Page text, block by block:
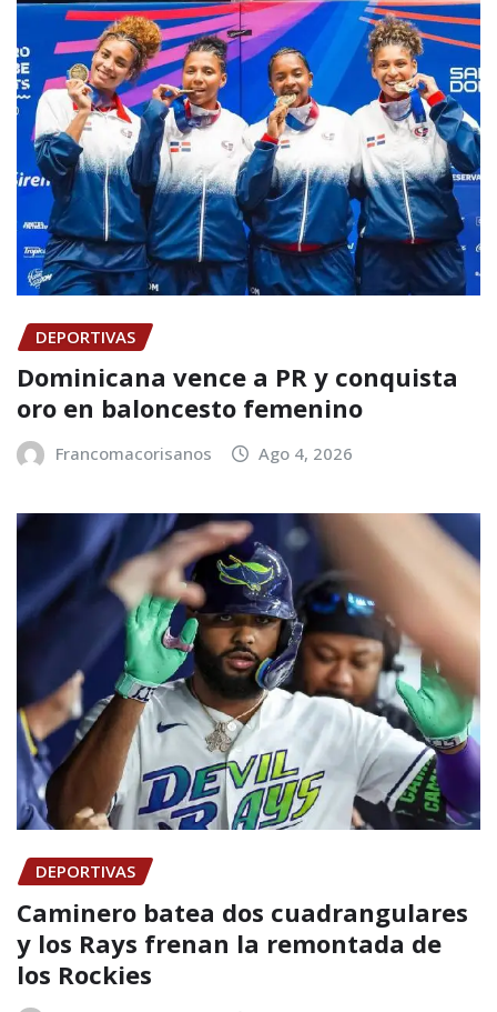
DEPORTIVAS
Dominicana vence a PR y conquista
oro en baloncesto femenino
Francomacorisanos Ago 4, 2026
DEPORTIVAS
Caminero batea dos cuadrangulares
y los Rays frenan la remontada de
los Rockies